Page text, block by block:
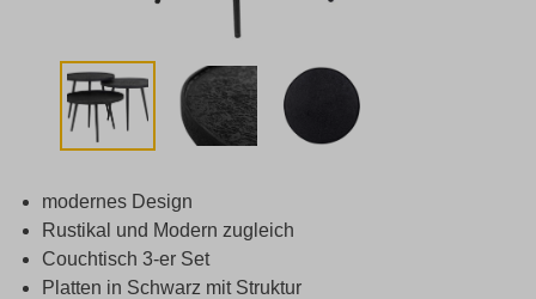
modernes Design
Rustikal und Modern zugleich
Couchtisch 3-er Set
Platten in Schwarz mit Struktur